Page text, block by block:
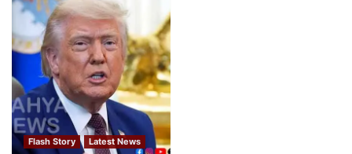
Flash Story Latest News